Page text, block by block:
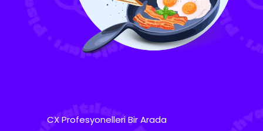
CX Profesyonelleri Bir Arada